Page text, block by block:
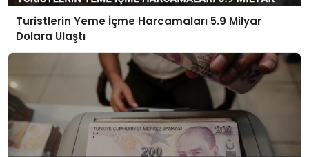
Turistlerin Yeme İçme Harcamaları 5.9 Milyar
Dolara Ulaştı